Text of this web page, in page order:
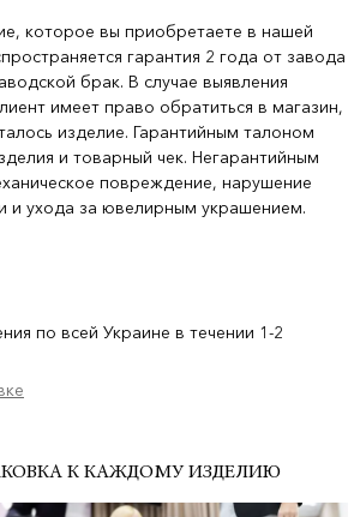
которое вы приобретаете в нашей
гарантия 2 года от завода
брак. В случае выявления
имеет право обратиться в магазин,
изделие. Гарантийным талоном
и товарный чек. Негарантийным
повреждение, нарушение
и ухода за ювелирным украшением.
по всей Украине в течении 1-2
К КАЖДОМУ ИЗДЕЛИЮ